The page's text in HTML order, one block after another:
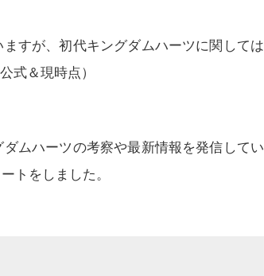
すが、初代キングダムハーツに関しては
式＆現時点）
ムハーツの考察や最新情報を発信してい
トをしました。